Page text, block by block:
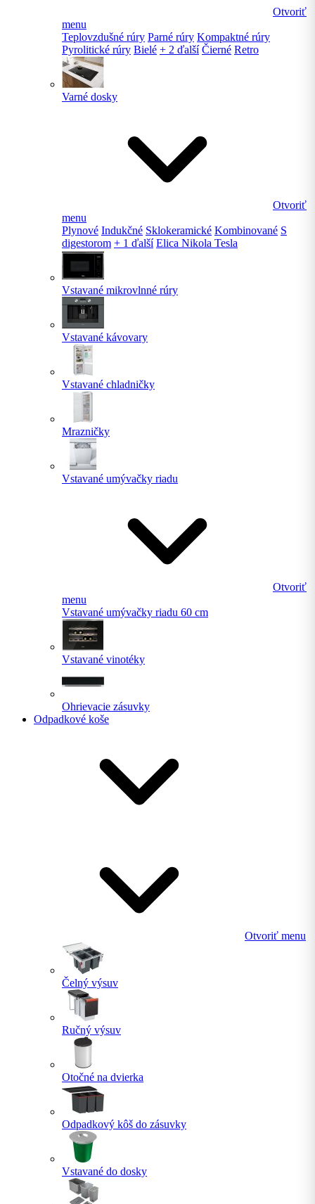
Otvoriť
menu
Teplovzdušné rúry Parné rúry Kompaktné rúry
Pyrolitické rúry Bielé + 2 ďalší Čierné Retro
Varné dosky
Otvoriť
menu
Plynové Indukčné Sklokeramické Kombinované S
digestorom + 1 ďalší Elica Nikola Tesla
Vstavané mikrovlnné rúry
Vstavané kávovary
Vstavané chladničky
Mrazničky
Vstavané umývačky riadu
Otvoriť
menu
Vstavané umývačky riadu 60 cm
Vstavané vinotéky
Ohrievacie zásuvky
Odpadkové koše
Otvoriť menu
Čelný výsuv
Ručný výsuv
Otočné na dvierka
Odpadkový kôš do zásuvky
Vstavané do dosky